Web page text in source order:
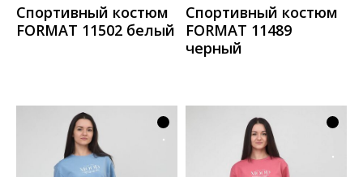
Спортивный костюм
FORMAT 11502 белый
Спортивный костюм
FORMAT 11489
черный